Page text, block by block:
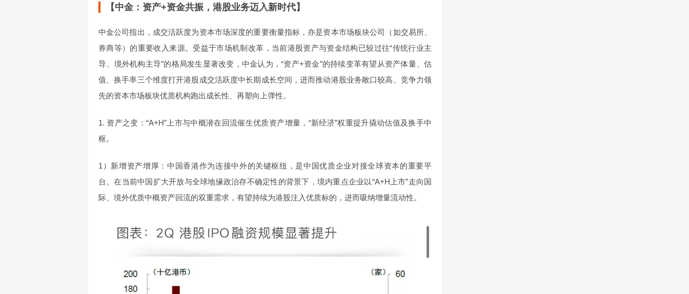
【中金：资产+资金共振，港股业务迈入新时代】
中金公司指出，成交活跃度为资本市场深度的重要衡量指标，亦是资本市场板块公司（如交易所、
券商等）的重要收入来源。受益于市场机制改革，当前港股资产与资金结构已较过往“传统行业主
导、境外机构主导”的格局发生显著改变，中金认为，“资产+资金”的持续变革有望从资产体量、估
值、换手率三个维度打开港股成交活跃度中长期成长空间，进而推动港股业务敞口较高、竞争力领
先的资本市场板块优质机构跑出成长性、再塑向上弹性。
1. 资产之变：“A+H”上市与中概潜在回流催生优质资产增量，“新经济”权重提升撬动估值及换手中
枢。
1）新增资产增厚：中国香港作为连接中外的关键枢纽，是中国优质企业对接全球资本的重要平
台。在当前中国扩大开放与全球地缘政治存不确定性的背景下，境内重点企业以“A+H上市”走向国
际、境外优质中概资产回流的双重需求，有望持续为港股注入优质标的，进而吸纳增量流动性。